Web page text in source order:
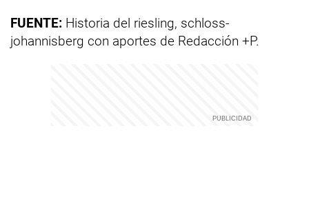
FUENTE: Historia del riesling, schloss-
johannisberg con aportes de Redacción +P.